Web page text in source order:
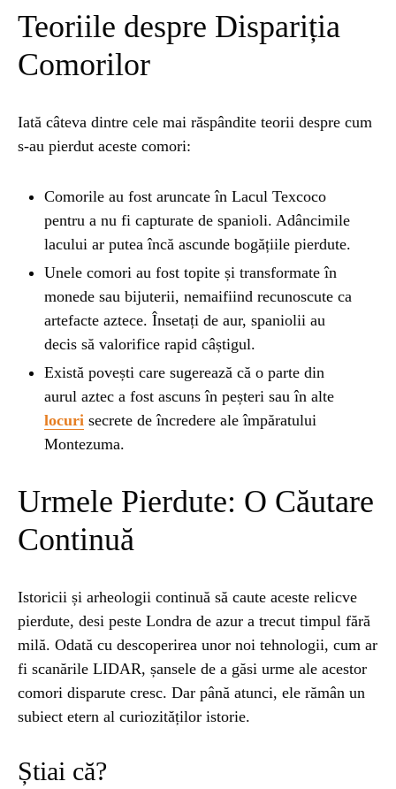
Teoriile despre Dispariția
Comorilor
Iată câteva dintre cele mai răspândite teorii despre cum
s-au pierdut aceste comori:
Comorile au fost aruncate în Lacul Texcoco
pentru a nu fi capturate de spanioli. Adâncimile
lacului ar putea încă ascunde bogățiile pierdute.
Unele comori au fost topite și transformate în
monede sau bijuterii, nemaifiind recunoscute ca
artefacte aztece. Însetați de aur, spaniolii au
decis să valorifice rapid câștigul.
Există povești care sugerează că o parte din
aurul aztec a fost ascuns în peșteri sau în alte
locuri secrete de încredere ale împăratului
Montezuma.
Urmele Pierdute: O Căutare
Continuă
Istoricii și arheologii continuă să caute aceste relicve
pierdute, desi peste Londra de azur a trecut timpul fără
milă. Odată cu descoperirea unor noi tehnologii, cum ar
fi scanările LIDAR, șansele de a găsi urme ale acestor
comori disparute cresc. Dar până atunci, ele rămân un
subiect etern al curiozităților istorie.
Știai că?